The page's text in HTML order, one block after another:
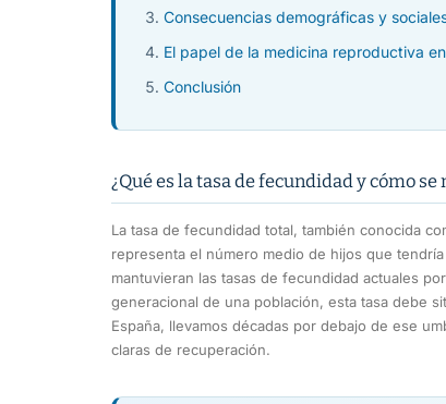
Consecuencias demográficas y
El papel de la medicina reproductiva
Conclusión
¿Qué es la tasa de fecundidad y cómo se
La tasa de fecundidad total, también conocida
representa el número medio de hijos que
mantuvieran las tasas de fecundidad actuales
generacional de una población, esta tasa debe
España, llevamos décadas por debajo de ese
claras de recuperación.